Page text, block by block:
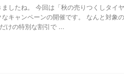
したね。 今回は「秋の売りつくしタイヤ
キャンペーンの開催です。 なんと対象の
けの特別な割引で ...